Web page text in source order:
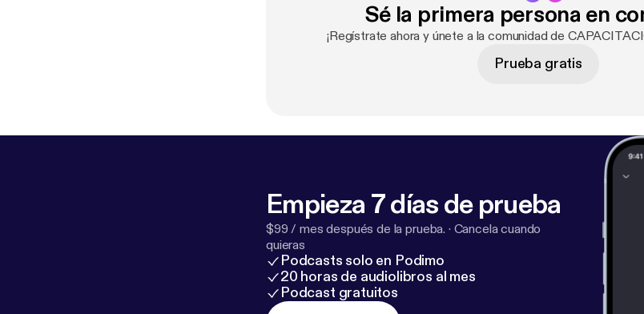
Sé la primera persona en
¡Regístrate ahora y únete a la comunidad de
Prueba gratis
Empieza 7 días de prueba
$99 / mes después de la prueba. · Cancela cuando
quieras
Podcasts solo en Podimo
20 horas de audiolibros al mes
Podcast gratuitos